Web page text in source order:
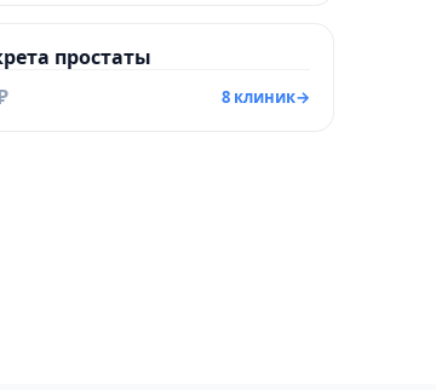
простаты
8 клиник→